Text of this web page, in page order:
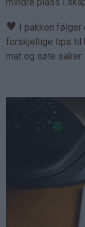
♥ I pakken
forskjellige tips til
mat og søte saker.